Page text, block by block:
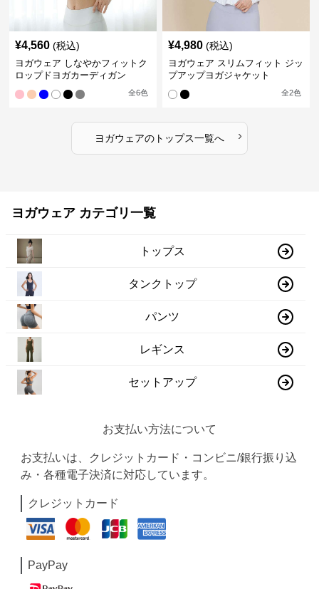
¥4,560 (税込)
ヨガウェア しなやかフィットク
ロップドヨガカーディガン
全6色
¥4,980 (税込)
ヨガウェア スリムフィット ジッ
プアップヨガジャケット
全2色
ヨガウェアのトップス一覧へ ›
ヨガウェア カテゴリ一覧
トップス
タンクトップ
パンツ
レギンス
セットアップ
お支払い方法について
お支払いは、クレジットカード・コンビニ/銀行振り込
み・各種電子決済に対応しています。
クレジットカード
PayPay